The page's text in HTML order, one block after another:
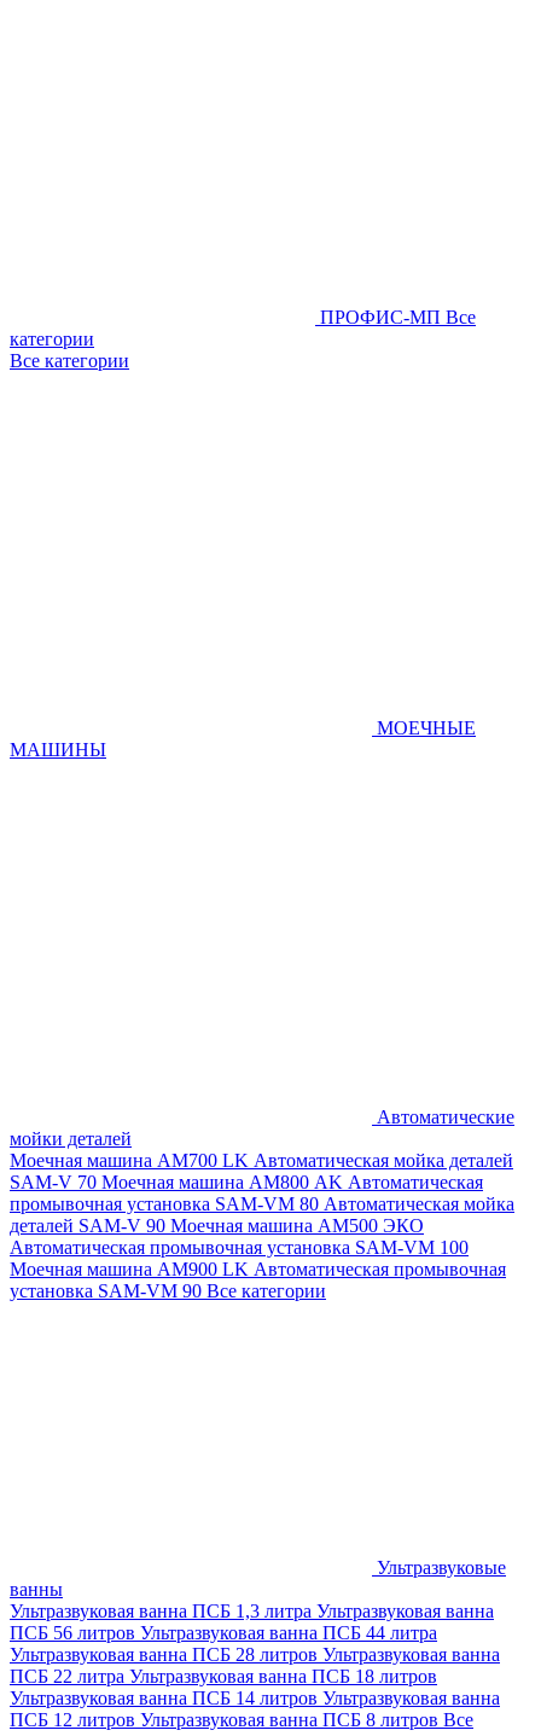
ПРОФИС-МП Все
категории
Все категории
МОЕЧНЫЕ
МАШИНЫ
Автоматические
мойки деталей
Моечная машина AM700 LK Автоматическая мойка деталей
SAM-V 70 Моечная машина АМ800 AK Автоматическая
промывочная установка SAM-VM 80 Автоматическая мойка
деталей SAM-V 90 Моечная машина АМ500 ЭКО
Автоматическая промывочная установка SAM-VM 100
Моечная машина AM900 LK Автоматическая промывочная
установка SAM-VM 90 Все категории
Ультразвуковые
ванны
Ультразвуковая ванна ПСБ 1,3 литра Ультразвуковая ванна
ПСБ 56 литров Ультразвуковая ванна ПСБ 44 литра
Ультразвуковая ванна ПСБ 28 литров Ультразвуковая ванна
ПСБ 22 литра Ультразвуковая ванна ПСБ 18 литров
Ультразвуковая ванна ПСБ 14 литров Ультразвуковая ванна
ПСБ 12 литров Ультразвуковая ванна ПСБ 8 литров Все